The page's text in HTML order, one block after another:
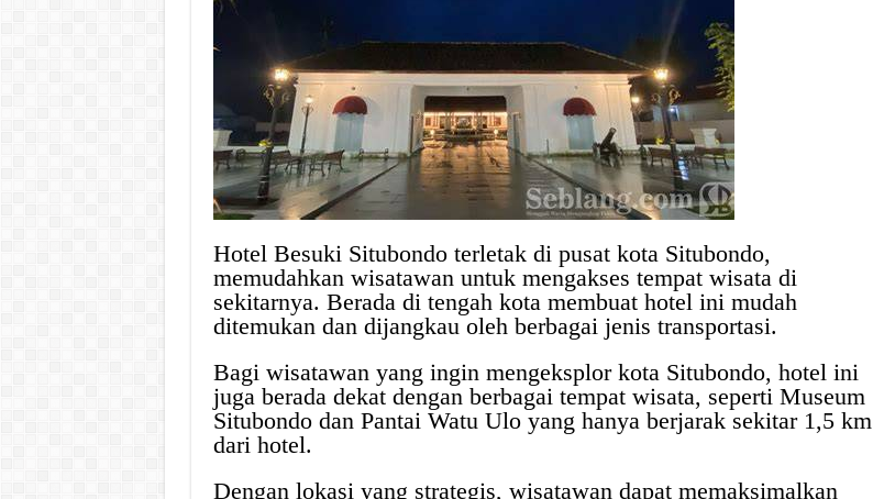
Hotel Besuki Situbondo terletak di pusat kota Situbondo,
memudahkan wisatawan untuk mengakses tempat wisata di
sekitarnya. Berada di tengah kota membuat hotel ini mudah
ditemukan dan dijangkau oleh berbagai jenis transportasi.
Bagi wisatawan yang ingin mengeksplor kota Situbondo, hotel ini
juga berada dekat dengan berbagai tempat wisata, seperti Museum
Situbondo dan Pantai Watu Ulo yang hanya berjarak sekitar 1,5 km
dari hotel.
Dengan lokasi yang strategis, wisatawan dapat memaksimalkan